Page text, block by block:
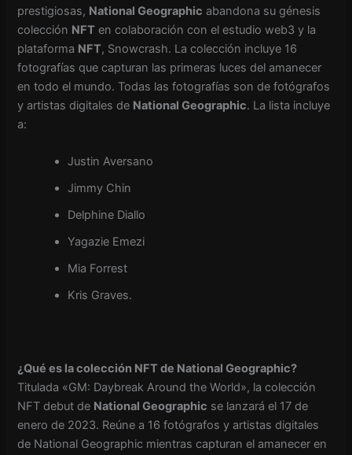
prestigiosas, National Geographic abandona su génesis
colección NFT en colaboración con el estudio web3 y la
plataforma NFT, Snowcrash. La colección incluye 16
fotografías que capturan las primeras luces del amanecer
en todo el mundo. Todas las fotografías son de fotógrafos
y artistas digitales de National Geographic. La lista incluye
a:
Justin Aversano
Jimmy Chin
Delphine Diallo
Yagazie Emezi
Mia Forrest
Kris Graves.
¿Qué es la colección NFT de National Geographic?
Titulada «GM: Daybreak Around the World», la colección
NFT debut de National Geographic se lanzará el 17 de
enero de 2023. Reúne a 16 fotógrafos y artistas digitales
de National Geographic mientras capturan el amanecer en